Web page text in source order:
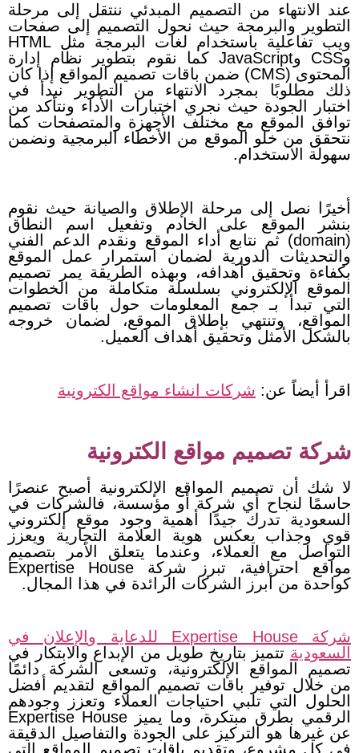
عند الانتهاء من التصميم المبدئي ننتقل إلى مرحلة
التطوير والبرمجة حيث نحول التصميم إلى صفحات
ويب تفاعلية باستخدام لغات البرمجة مثل HTML
وCSS وJavaScript كما نقوم بتطوير نظام إدارة
المحتوى (CMS) ضمن باقات تصميم المواقع إذا كان
ذلك مطلوبًا بمجرد الانتهاء من التطوير نبدأ في
اختبار الجودة حيث نجري اختبارات الأداء ونتأكد من
توافق الموقع مع مختلف الأجهزة والمتصفحات كما
نتحقق من خلو الموقع من الأخطاء البرمجية ونضمن
سهولة الاستخدام.
أخيرًا نصل إلى مرحلة الإطلاق والصيانة حيث نقوم
بنشر الموقع على الخادم وتفعيل اسم النطاق
(domain) ثم نتابع أداء الموقع ونقدم الدعم الفني
والتحديثات الدورية لضمان استمرار عمل الموقع
بكفاءة وتحقيق أهدافه، وبهذه الطريقة يمر تصميم
الموقع الإلكتروني بسلسلة متكاملة من الخطوات
التي تبدأ بـ جمع المعلومات حول باقات تصميم
المواقع، وتنتهي بإطلاق الموقع، لضمان خروجه
بالشكل الأمثل وتحقيق أهداف العميل.
اقرأ أيضاً عن: شركات انشاء مواقع الكترونية
شركة تصميم مواقع الكترونية
لا شك أن تصميم المواقع الإلكترونية أصبح عنصرًا
حاسمًا لنجاح أي شركة أو مؤسسة، فالشركات في
السعودية تدرك جيدًا أهمية وجود موقع إلكتروني
قوي وجذاب يعكس هوية العلامة التجارية ويعزز
التواصل مع العملاء، وعندما يتعلق الأمر بتصميم
مواقع احترافية، تبرز شركة Expertise House
كواحدة من أبرز الشركات الرائدة في هذا المجال.
شركة Expertise House للدعاية والإعلان في
السعودية تتميز بتاريخ طويل من الإبداع والابتكار في
تصميم المواقع الإلكترونية، وتسعى الشركة دائمًا
من خلال توفير باقات تصميم المواقع لتقديم أفضل
الحلول التي تلبي احتياجات العملاء وتعزز وجودهم
الرقمي بطرق مبتكرة، وما يميز Expertise House
عن غيرها هو التركيز على الجودة والتفاصيل الدقيقة
في كل مشروع، وتقديم باقات تصميم المواقع التي